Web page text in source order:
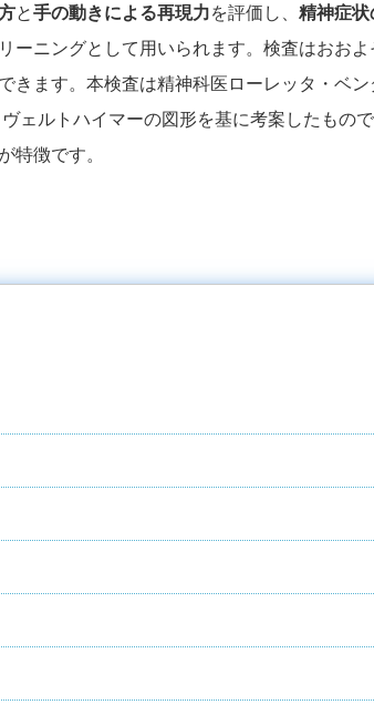
と手の動きによる再現力を評価し、 精神症状
ーニングとして用いられます。検査はおおよ
きます。本検査は精神科医ローレッタ・ベン
ェルトハイマーの図形を基に考案したもの
特徴です。